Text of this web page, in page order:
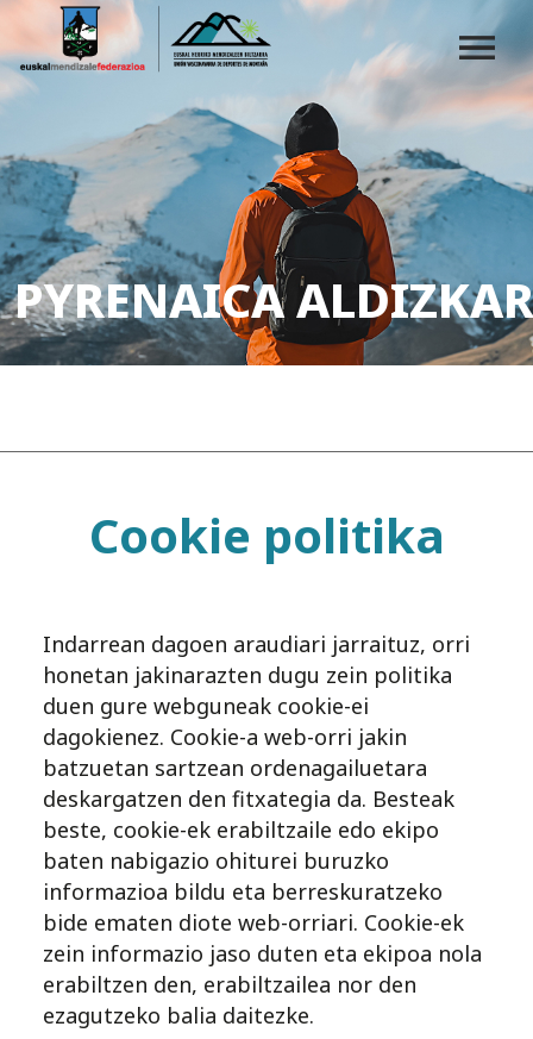
PYRENAICA
Cookie politika
Indarrean dagoen araudiari jarraituz, orri
honetan jakinarazten dugu zein politika
duen gure webguneak cookie-ei
dagokienez. Cookie-a web-orri jakin
batzuetan sartzean ordenagailuetara
deskargatzen den fitxategia da. Besteak
beste, cookie-ek erabiltzaile edo ekipo
baten nabigazio ohiturei buruzko
informazioa bildu eta berreskuratzeko
bide ematen diote web-orriari. Cookie-ek
zein informazio jaso duten eta ekipoa nola
erabiltzen den, erabiltzailea nor den
ezagutzeko balia daitezke.